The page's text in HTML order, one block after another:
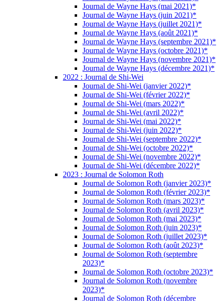
Journal de Wayne Hays (mai 2021)*
Journal de Wayne Hays (juin 2021)*
Journal de Wayne Hays (juillet 2021)*
Journal de Wayne Hays (août 2021)*
Journal de Wayne Hays (septembre 2021)*
Journal de Wayne Hays (octobre 2021)*
Journal de Wayne Hays (novembre 2021)*
Journal de Wayne Hays (décembre 2021)*
2022 : Journal de Shi-Wei
Journal de Shi-Wei (janvier 2022)*
Journal de Shi-Wei (février 2022)*
Journal de Shi-Wei (mars 2022)*
Journal de Shi-Wei (avril 2022)*
Journal de Shi-Wei (mai 2022)*
Journal de Shi-Wei (juin 2022)*
Journal de Shi-Wei (septembre 2022)*
Journal de Shi-Wei (octobre 2022)*
Journal de Shi-Wei (novembre 2022)*
Journal de Shi-Wei (décembre 2022)*
2023 : Journal de Solomon Roth
Journal de Solomon Roth (janvier 2023)*
Journal de Solomon Roth (février 2023)*
Journal de Solomon Roth (mars 2023)*
Journal de Solomon Roth (avril 2023)*
Journal de Solomon Roth (mai 2023)*
Journal de Solomon Roth (juin 2023)*
Journal de Solomon Roth (juillet 2023)*
Journal de Solomon Roth (août 2023)*
Journal de Solomon Roth (septembre
2023)*
Journal de Solomon Roth (octobre 2023)*
Journal de Solomon Roth (novembre
2023)*
Journal de Solomon Roth (décembre